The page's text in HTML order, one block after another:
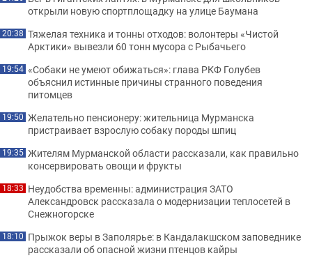
открыли новую спортплощадку на улице Баумана
20:38 Тяжелая техника и тонны отходов: волонтеры «Чистой
Арктики» вывезли 60 тонн мусора с Рыбачьего
19:54 «Собаки не умеют обижаться»: глава РКФ Голубев
объяснил истинные причины странного поведения
питомцев
19:50 Желательно пенсионеру: жительница Мурманска
пристраивает взрослую собаку породы шпиц
19:35 Жителям Мурманской области рассказали, как правильно
консервировать овощи и фрукты
18:33 Неудобства временны: администрация ЗАТО
Александровск рассказала о модернизации теплосетей в
Снежногорске
18:10 Прыжок веры в Заполярье: в Кандалакшском заповеднике
рассказали об опасной жизни птенцов кайры